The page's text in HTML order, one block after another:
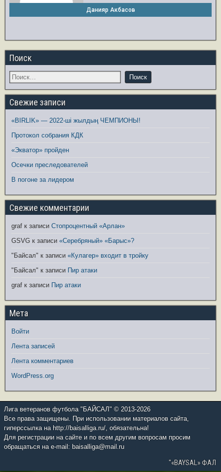
Данияр Акбасов
Поиск
Свежие записи
«BIRLIK» — 2022-ші жылдың ЧЕМПИОНЫ!
Протокол собрания КДК
«Экватор» пройден
Осечки преследователей
В погоне за лидером
Свежие комментарии
graf к записи Стопроцентный «Арлан»
GSVG к записи «Серебряный» «Барыс»?
"Байсал" к записи «Кулагер» входит в тройку
"Байсал" к записи Пир атаки
graf к записи Пир атаки
Мета
Войти
Лента записей
Лента комментариев
WordPress.org
Лига ветеранов футбола "БАЙСАЛ" © 2013-2026
Все права защищены. При использовании материалов сайта,
гиперссылка на http://baisalliga.ru/, обязательна!
Для регистрации на сайте и по всем другим вопросам просим
обращаться на e-mail: baisalliga@mail.ru
"«BAYSAL» ФАЛ